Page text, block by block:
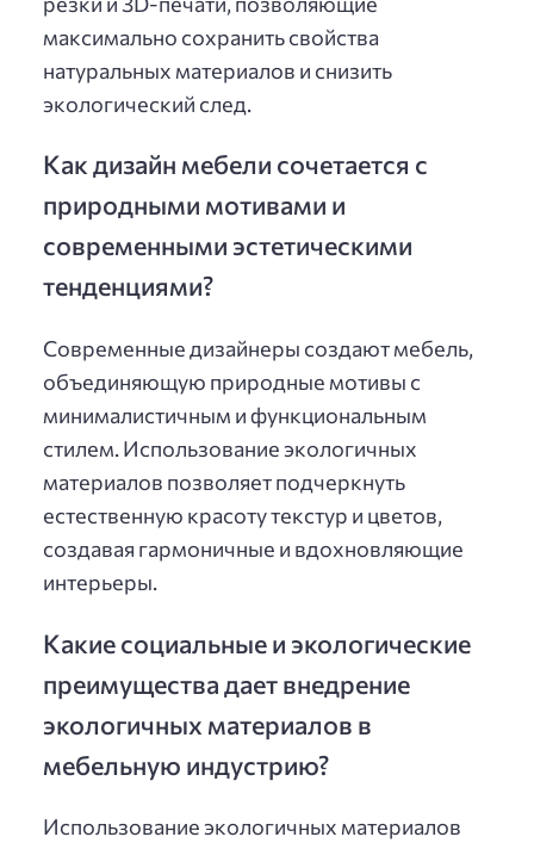
максимально сохранить свойства
натуральных материалов и снизить
экологический след.
Как дизайн мебели сочетается с
природными мотивами и
современными эстетическими
тенденциями?
Современные дизайнеры создают мебель,
объединяющую природные мотивы с
минималистичным и функциональным
стилем. Использование экологичных
материалов позволяет подчеркнуть
естественную красоту текстур и цветов,
создавая гармоничные и вдохновляющие
интерьеры.
Какие социальные и экологические
преимущества дает внедрение
экологичных материалов в
мебельную индустрию?
Использование экологичных материалов